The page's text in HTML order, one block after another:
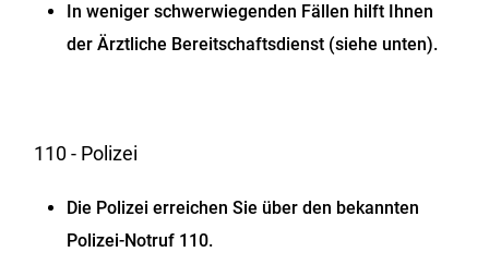
In weniger schwerwiegenden Fällen hilft Ihnen
der Ärztliche Bereitschaftsdienst (siehe unten).
110 - Polizei
Die Polizei erreichen Sie über den bekannten
Polizei-Notruf 110.